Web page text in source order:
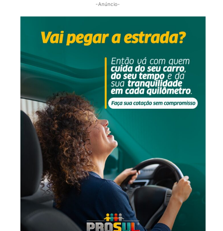
-Anúncio-